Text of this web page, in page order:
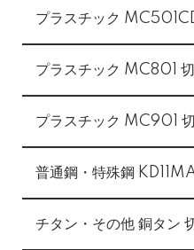
プラスチック
プラスチック MC801 切
プラスチック MC901 切
普通鋼・特殊鋼
チタン・その他 銅タン